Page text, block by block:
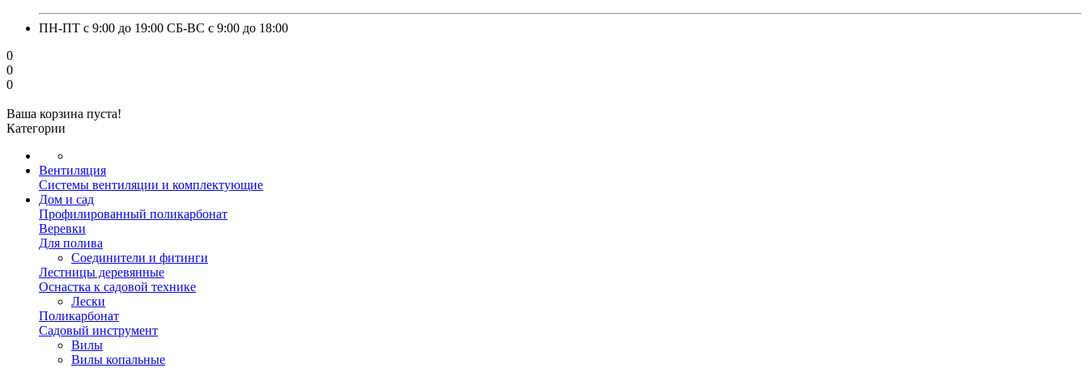
ПН-ПТ с 9:00 до 19:00 СБ-ВС с 9:00 до 18:00
0
0
0
Ваша корзина пуста!
Категории
Вентиляция
Системы вентиляции и комплектующие
Дом и сад
Профилированный поликарбонат
Веревки
Для полива
Соединители и фитинги
Лестницы деревянные
Оснастка к садовой технике
Лески
Поликарбонат
Садовый инструмент
Вилы
Вилы копальные